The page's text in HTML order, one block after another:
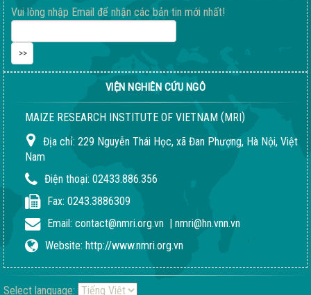
Vui lòng nhập Email để nhận các bản tin mới nhất!
VIỆN NGHIÊN CỨU NGÔ
MAIZE RESEARCH INSTITUTE OF VIETNAM (MRI)
Địa chỉ: 229 Nguyễn Thái Học, xã Đan Phượng, Hà Nội, Việt
Nam
Điện thoại: 02433.886.356
Fax: 0243.3886309
Email: contact@nmri.org.vn | nmri@hn.vnn.vn
Website: http://www.nmri.org.vn
Select language: